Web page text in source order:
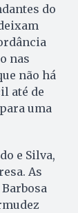
do
nas
não há
até de
uma
e Silva,
As